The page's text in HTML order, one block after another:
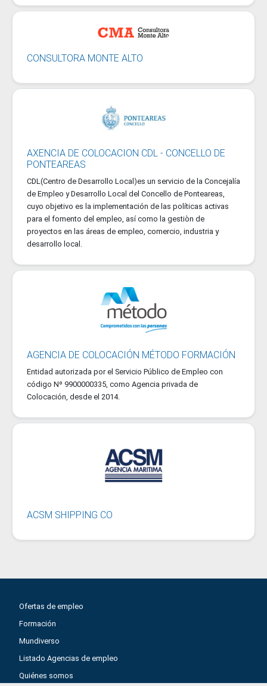
CONSULTORA MONTE ALTO
AXENCIA DE COLOCACION CDL - CONCELLO DE
PONTEAREAS
CDL(Centro de Desarrollo Local)es un servicio de la Concejalía
de Empleo y Desarrollo Local del Concello de Ponteareas,
cuyo objetivo es la implementación de las políticas activas
para el fomento del empleo, así como la gestiòn de
proyectos en las áreas de empleo, comercio, industria y
desarrollo local.
AGENCIA DE COLOCACIÓN MÉTODO FORMACIÓN
Entidad autorizada por el Servicio Público de Empleo con
código Nº 9900000335, como Agencia privada de
Colocación, desde el 2014.
ACSM SHIPPING CO
Ofertas de empleo
Formación
Mundiverso
Listado Agencias de empleo
Quiénes somos